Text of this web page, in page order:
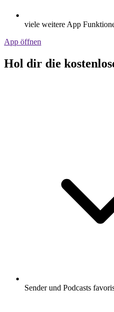
viele weitere App
App öffnen
Hol dir die
Sender und Podcasts